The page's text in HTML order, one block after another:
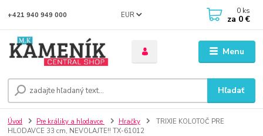
Menu
EUR
Hľadať
+421 940 949 000 0 ks
za 0 €
Úvod Pre králiky a hlodavce Hračky
TRIXIE KOLOTOČ PRE
HLODAVCE 33 cm, NEVOLAJTE!! TX-61012